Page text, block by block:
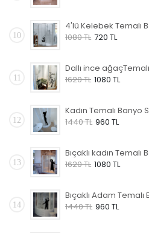
10
1080 TL 720 TL
11
1620 TL 1080 TL
12
1440 TL 960 TL
13
1620 TL 1080 TL
14
1440 TL 960 TL